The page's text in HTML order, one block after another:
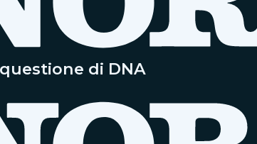
di DNA